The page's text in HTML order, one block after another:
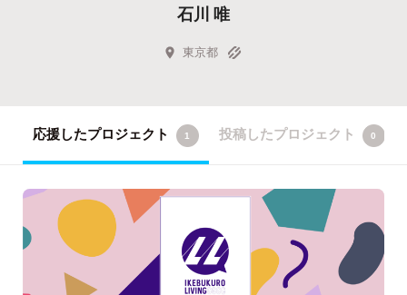
石川 唯
東京都
応援したプロジェクト 1 投稿したプロジェクト 0